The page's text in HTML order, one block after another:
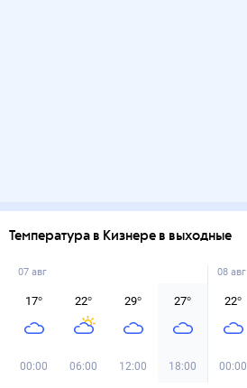
Температура в Кизнере в выходные
07 авг
17°
00:00
22°
06:00
29°
12:00
27°
18:00
08 авг
22°
00:00